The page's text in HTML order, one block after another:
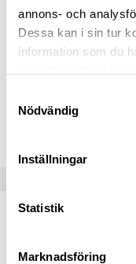
annons- och
Dessa kan i sin tur
information som du
Nödvändig
Inställningar
Statistik
Marknadsföring